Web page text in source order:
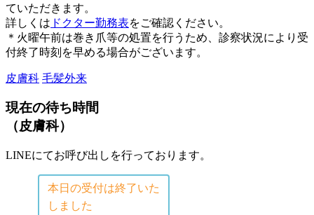
ていただきます。
詳しくは ドクター勤務表をご確認ください。
＊火曜午前は巻き爪等の処置を行うため、診察状況により受
付終了時刻を早める場合がございます。
皮膚科 毛髪外来
現在の待ち時間
（皮膚科）
LINEにてお呼び出しを行っております。